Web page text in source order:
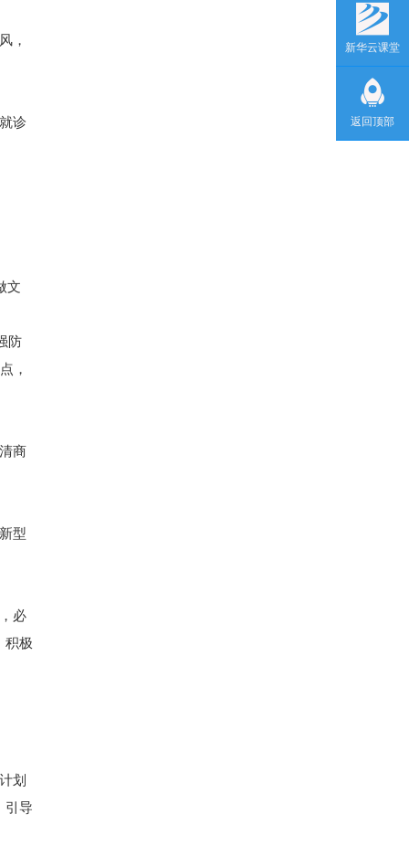
，
诊
文
防
，
商
型
必
积极
划
引导
新华云课堂
返回顶部